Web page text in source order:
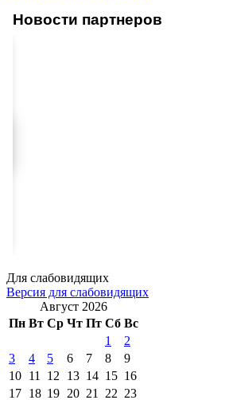
Новости партнеров
Для слабовидящих
Версия для слабовидящих
Август 2026
Пн Вт Ср Чт Пт Сб Вс
1
2
3
4 5 6 7 8
9
10 11 12 13 14 15 16
17 18 19 20 21 22 23